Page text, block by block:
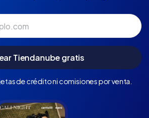
de crédito ni comisiones por venta.